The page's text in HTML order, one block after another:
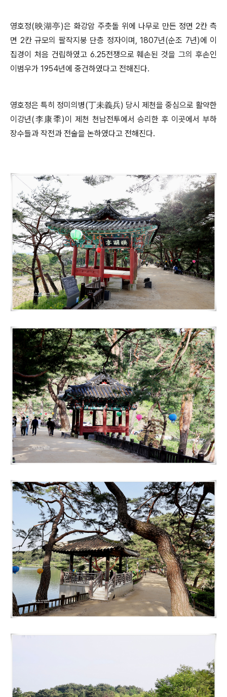
영호정(映湖亭)은 화강암 주춧돌 위에 나무로 만든 정면 2칸 측
면 2칸 규모의 팔작지붕 단층 정자이며, 1807년(순조 7년)에 이
집경이 처음 건립하였고 6.25전쟁으로 훼손된 것을 그의 후손인
이범우가 1954년에 중건하였다고 전해진다.
영호정은 특히 정미의병(丁未義兵) 당시 제천을 중심으로 활약한
이강년(李康秊)이 제천 천남전투에서 승리한 후 이곳에서 부하
장수들과 작전과 전술을 논하였다고 전해진다.